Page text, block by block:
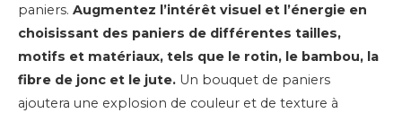
paniers. Augmentez l’intérêt visuel et l’énergie en
choisissant des paniers de différentes tailles,
motifs et matériaux, tels que le rotin, le bambou, la
fibre de jonc et le jute. Un bouquet de paniers
ajoutera une explosion de couleur et de texture à